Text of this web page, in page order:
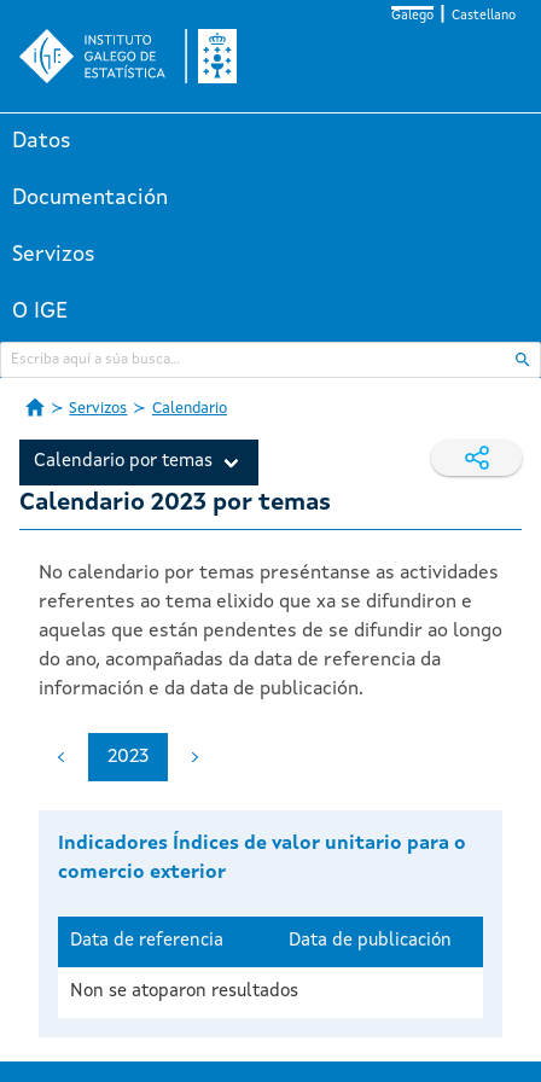
Galego Castellano
Datos
Documentación
Servizos
O IGE
Servizos Calendario
Calendario por temas
Calendario 2023 por temas
No calendario por temas preséntanse as actividades
referentes ao tema elixido que xa se difundiron e
aquelas que están pendentes de se difundir ao longo
do ano, acompañadas da data de referencia da
información e da data de publicación.
2023
Indicadores Índices de valor unitario para o
comercio exterior
Data de referencia Data de publicación
Non se atoparon resultados